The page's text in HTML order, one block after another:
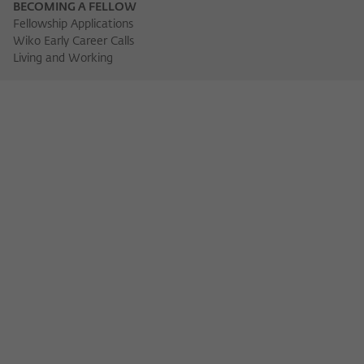
BECOMING A FELLOW
Fellowship Applications
Wiko Early Career Calls
Living and Working